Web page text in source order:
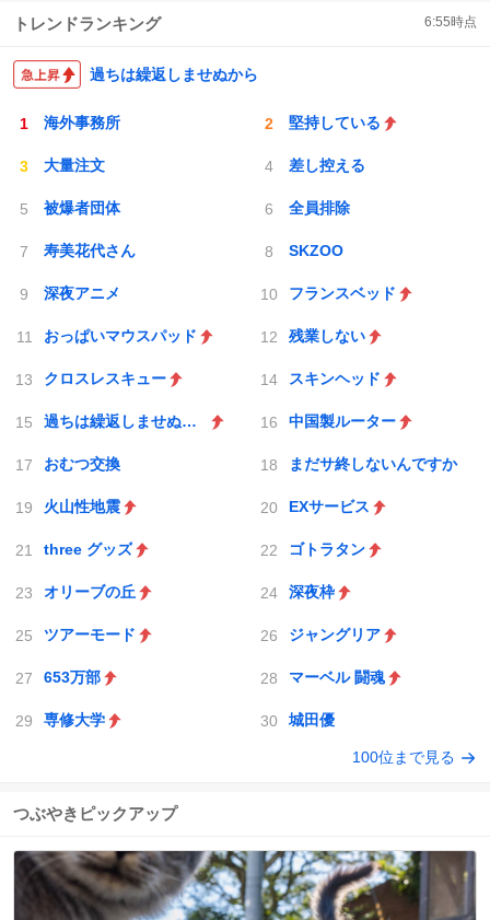
トレンドランキング 6:55時点
過ちは繰返しませぬから
海外事務所 堅持している
大量注文 差し控える
被爆者団体 全員排除
寿美花代さん SKZOO
深夜アニメ フランスベッド
おっぱいマウスパッド 残業しない
クロスレスキュー スキンヘッド
過ちは繰返しませぬから 中国製ルーター
おむつ交換 まだサ終しないんですか
火山性地震 EXサービス
three グッズ ゴトラタン
オリーブの丘 深夜枠
ツアーモード ジャングリア
653万部 マーベル 闘魂
専修大学 城田優
100位まで見る
つぶやきピックアップ